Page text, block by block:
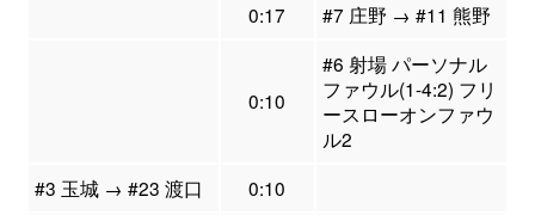
0:17
#7 庄野 → #11 熊野
0:10
#6 射場 パーソナル
ファウル(1-4:2) フリ
ースローオンファウ
ル2
#3 玉城 → #23 渡口
0:10